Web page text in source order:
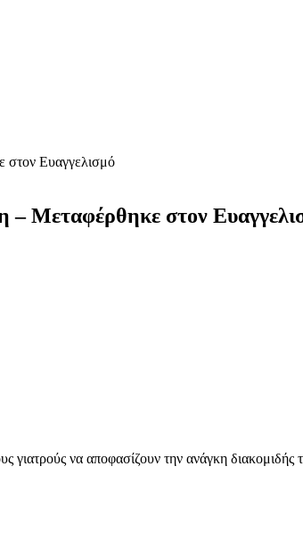
στον Ευαγγελισμό
– Μεταφέρθηκε στον
γιατρούς να αποφασίζουν την ανάγκη διακομιδής